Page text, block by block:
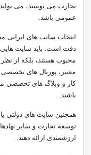
تجارت می نویسد، می
عمومی باشد.
انتخاب سایت های ایرانی
دقت است. باید سایت هایی
محبوب هستند، بلکه از
معتبر، پورتال های
کار و وبلاگ های تخصصی
باشند.
همچنین سایت های دولتی یا
توسعه تجارت و سایر
ارزشمندی ارائه دهند.